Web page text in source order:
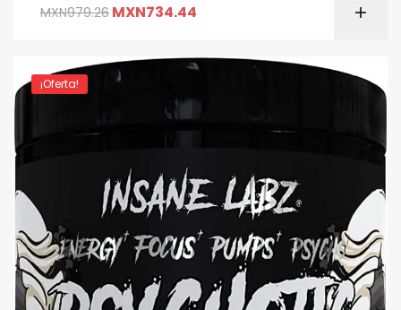
MXN979.26 MXN734.44
¡Oferta!